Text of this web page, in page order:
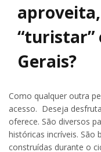
“turistar”
Gerais?
Como qualquer outra
acesso. Deseja
oferece. São diversos
históricas incríveis. São
construídas durante o